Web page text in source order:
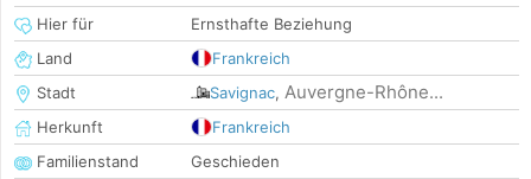
Hier für
Ernsthafte Beziehung
Land
Frankreich
Stadt
Savignac, Auvergne-Rhône...
Herkunft
Frankreich
Familienstand
Geschieden